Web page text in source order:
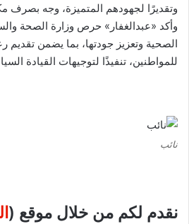
وتقديرًا لجهودهم المتميزة، وجه بصرف
وأكد «عبدالغفار» حرص وزارة الصحة
الصحية وتعزيز جودتها، بما يضمن تقديم
للمواطنين، تنفيذًا لتوجيهات القيادة
نائب
نقدم لكم من خلال موقع (